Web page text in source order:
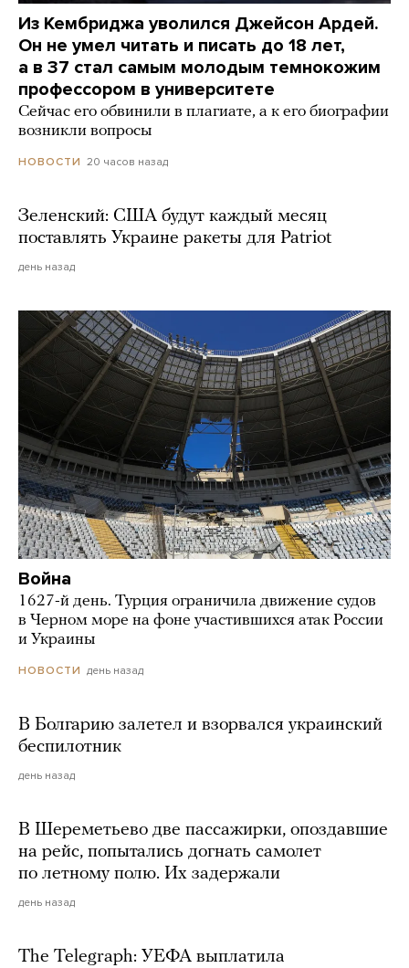
Из Кембриджа уволился Джейсон Ардей.
Он не умел читать и писать до 18 лет,
а в 37 стал самым молодым темнокожим
профессором в университете
Сейчас его обвинили в плагиате, а к его биографии
возникли вопросы
НОВОСТИ 20 часов назад
Зеленский: США будут каждый месяц
поставлять Украине ракеты для Patriot
день назад
Война
1627-й день. Турция ограничила движение судов
в Черном море на фоне участившихся атак России
и Украины
НОВОСТИ день назад
В Болгарию залетел и взорвался украинский
беспилотник
день назад
В Шереметьево две пассажирки, опоздавшие
на рейс, попытались догнать самолет
по летному полю. Их задержали
день назад
The Telegraph: УЕФА выплатила